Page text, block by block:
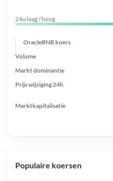
24u laag / hoog
OracleBNB koers
Prijs wijziging 24h
Markt dominantie
Marktkapitalisatie
Volume
Populaire koersen